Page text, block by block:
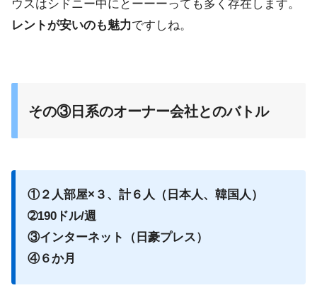
ウスはシドニー中にとーーーっても多く存在します。
レントが安いのも魅力ですしね。
その③日系のオーナー会社とのバトル
①２人部屋×３、計６人（日本人、韓国人）
➁190ドル/週
③インターネット（日豪プレス）
④６か月